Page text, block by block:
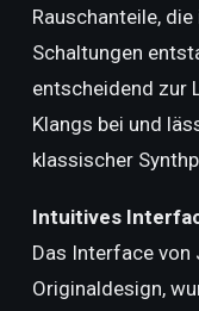
Rauschanteile,
Schaltungen
entscheidend zur
Klangs bei und
klassischer
Intuitives
Das Interface
Originaldesign,